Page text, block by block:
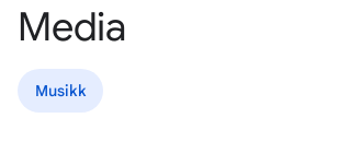
Media
Musikk